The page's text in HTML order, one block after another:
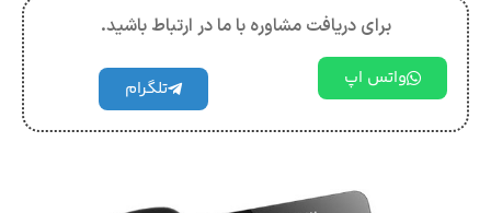
برای دریافت مشاوره با ما در ارتباط باشید.
واتس اپ تلگرام